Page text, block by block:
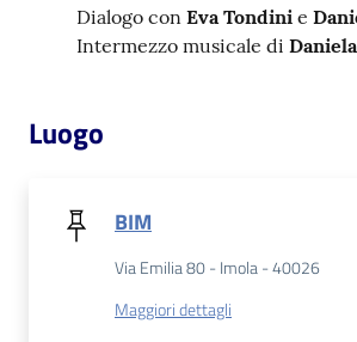
Dialogo con Eva Tondini e
Intermezzo musicale di
Luogo
BIM
Via Emilia 80 - Imola - 40026
Maggiori dettagli